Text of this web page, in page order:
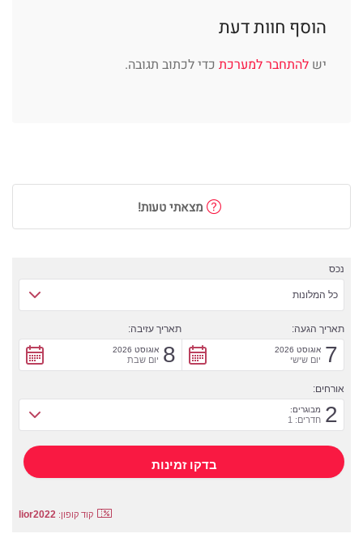
הוסף חוות דעת
יש להתחבר למערכת כדי לכתוב תגובה.
מצאתי טעות!
נכס
כל המלונות
תאריך הגעה:
7 אוגוסט 2026
יום שישי
תאריך עזיבה:
8 אוגוסט 2026
יום שבת
אורחים:
2 מבוגרים:
חדרים: 1
קוד קופון: lior2022